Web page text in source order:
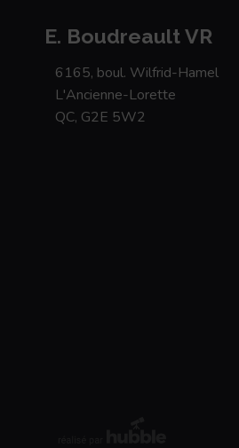
E. Boudreault VR
6165, boul. Wilfrid-Hamel
L'Ancienne-Lorette
QC, G2E 5W2